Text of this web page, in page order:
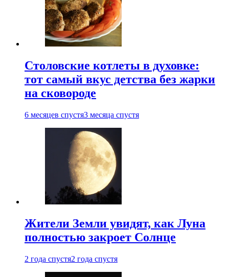
Столовские котлеты в духовке:
тот самый вкус детства без жарки
на сковороде
6 месяцев спустя3 месяца спустя
Жители Земли увидят, как Луна
полностью закроет Солнце
2 года спустя2 года спустя